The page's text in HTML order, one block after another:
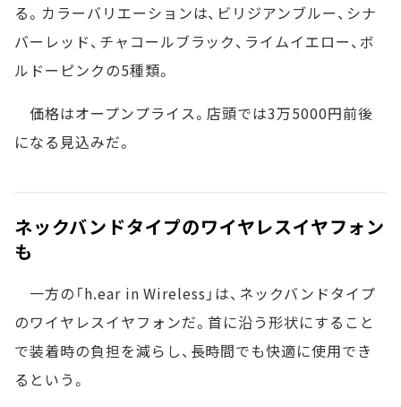
る。カラーバリエーションは、ビリジアンブルー、シナ
バーレッド、チャコールブラック、ライムイエロー、ボ
ルドーピンクの5種類。
価格はオープンプライス。店頭では3万5000円前後
になる見込みだ。
ネックバンドタイプのワイヤレスイヤフォン
も
一方の「h.ear in Wireless」は、ネックバンドタイプ
のワイヤレスイヤフォンだ。首に沿う形状にすること
で装着時の負担を減らし、長時間でも快適に使用でき
るという。